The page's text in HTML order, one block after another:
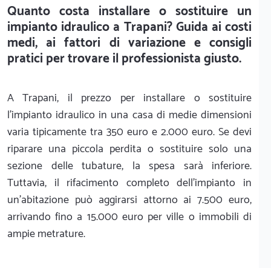
Quanto costa installare o sostituire un
impianto idraulico a Trapani? Guida ai costi
medi, ai fattori di variazione e consigli
pratici per trovare il professionista giusto.
A Trapani, il prezzo per installare o sostituire
l'impianto idraulico in una casa di medie dimensioni
varia tipicamente tra 350 euro e 2.000 euro. Se devi
riparare una piccola perdita o sostituire solo una
sezione delle tubature, la spesa sarà inferiore.
Tuttavia, il rifacimento completo dell'impianto in
un'abitazione può aggirarsi attorno ai 7.500 euro,
arrivando fino a 15.000 euro per ville o immobili di
ampie metrature.